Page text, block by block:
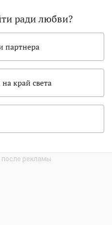
ради любви?
партнера
край света